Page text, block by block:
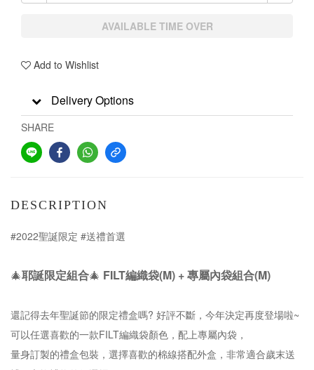
AVAILABLE TIME OVER
Add to Wishlist
Delivery Options
SHARE
DESCRIPTION
#2022聖誕限定 #送禮首選
🎄耶誕限定組合🎄 FILT編織袋(M) + 專屬內袋組合(M)
還記得去年聖誕節的限定禮盒嗎? 好評不斷，今年決定再度登場啦~
可以任選喜歡的一款FILT編織袋顏色，配上專屬內袋，
量身訂製的禮盒包裝，選擇喜歡的棉線搭配外盒，非常適合歲末送